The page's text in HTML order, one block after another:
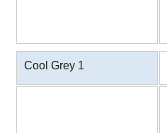
Cool Grey 1